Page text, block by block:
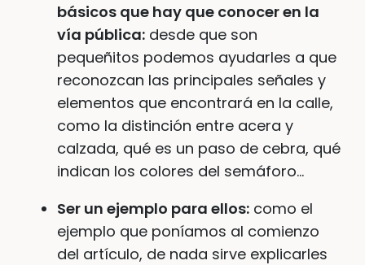
básicos que hay que conocer en la
vía pública: desde que son
pequeñitos podemos ayudarles a que
reconozcan las principales señales y
elementos que encontrará en la calle,
como la distinción entre acera y
calzada, qué es un paso de cebra, qué
indican los colores del semáforo…
Ser un ejemplo para ellos: como el
ejemplo que poníamos al comienzo
del artículo, de nada sirve explicarles